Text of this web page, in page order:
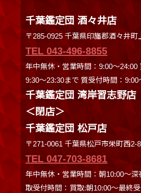
千葉鑑定団 酒々井店
〒285-0925 千葉県印旛郡酒々井町
TEL 043-496-8855
年中無休・営業時間：9:00～24:00
9:30〜23:30まで 質受付時間：9:00
千葉鑑定団 湾岸習志野店
＜閉店＞
千葉鑑定団 松戸店
〒271-0061 千葉県松戸市栄町西2-
TEL 047-703-8681
年中無休・営業時間：朝10:00～深
取受付時間：買取:朝10:00～最終